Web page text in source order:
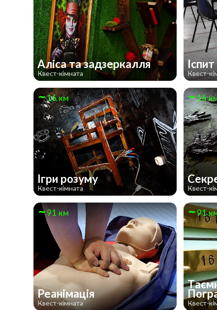
Алiса та задзеркалля
Квест-кімната
Іспит
Квест-
16 км
Ігри розуму
Квест-кімната
16
Квест-
91 км
Реанімація
Квест-кімната
91
Квест-